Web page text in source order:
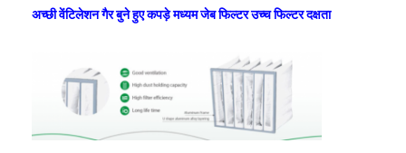
अच्छी वेंटिलेशन गैर बुने हुए कपड़े मध्यम जेब फिल्टर उच्च फिल्टर दक्षता